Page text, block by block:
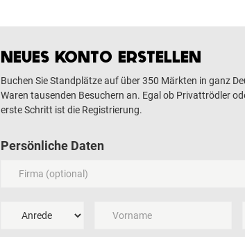
NEUES KONTO ERSTELLEN
Buchen Sie Standplätze auf über 350 Märkten in ganz
Waren tausenden Besuchern an. Egal ob Privattrödler
erste Schritt ist die Registrierung.
Persönliche Daten